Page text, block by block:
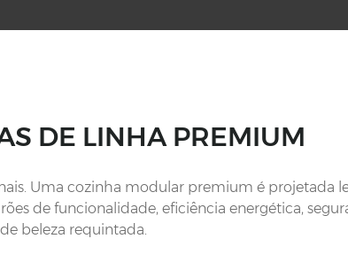
DE LINHA PREMIUM
Uma cozinha modular premium é projetada
de funcionalidade, eficiência energética,
beleza requintada.